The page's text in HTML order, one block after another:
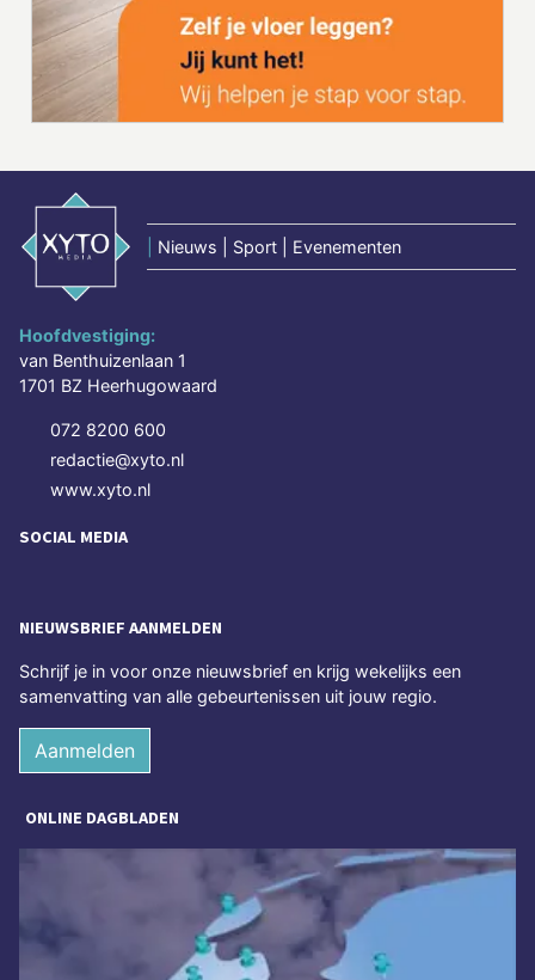
Nieuws | Sport | Evenementen
Hoofdvestiging:
van Benthuizenlaan 1
1701 BZ Heerhugowaard
072 8200 600
redactie@xyto.nl
www.xyto.nl
SOCIAL MEDIA
NIEUWSBRIEF AANMELDEN
Schrijf je in voor onze nieuwsbrief en krijg wekelijks een
samenvatting van alle gebeurtenissen uit jouw regio.
Aanmelden
ONLINE DAGBLADEN